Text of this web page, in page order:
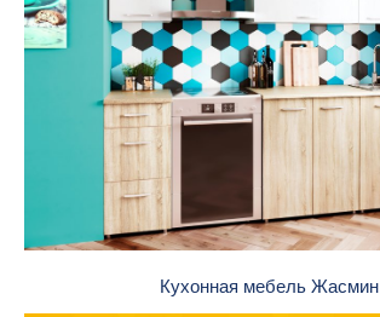
Кухонная мебель Жасмин